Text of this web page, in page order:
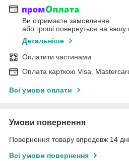
Ви отримаєте замовлення
або гроші повернуться на вашу
Детальніше
Оплатити частинами
Оплата карткою Visa,
Всі умови оплати
Умови повернення
Повернення товару впродовж 14
Всі умови повернення